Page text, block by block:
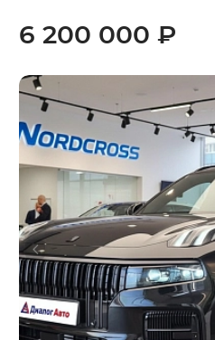
6 200 000 ₽